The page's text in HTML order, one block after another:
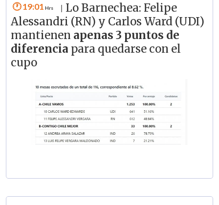
19:01
Lo Barnechea: Felipe
Alessandri (RN) y Carlos Ward (UDI)
mantienen apenas 3 puntos de
diferencia para quedarse con el
cupo